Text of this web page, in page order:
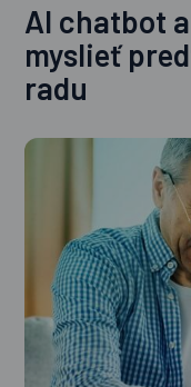
AI chatbot
myslieť
radu